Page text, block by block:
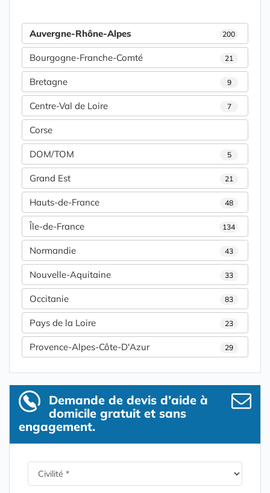
Auvergne-Rhône-Alpes 200
Bourgogne-Franche-Comté 21
Bretagne 9
Centre-Val de Loire 7
Corse
DOM/TOM 5
Grand Est 21
Hauts-de-France 48
Île-de-France 134
Normandie 43
Nouvelle-Aquitaine 33
Occitanie 83
Pays de la Loire 23
Provence-Alpes-Côte-D'Azur 29
Demande de devis d’aide à
domicile gratuit et sans
engagement.